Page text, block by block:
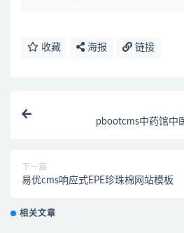
收藏 海报 链接
pbootcms中药馆中
下一篇
易优cms响应式EPE珍珠棉网站模板
相关文章